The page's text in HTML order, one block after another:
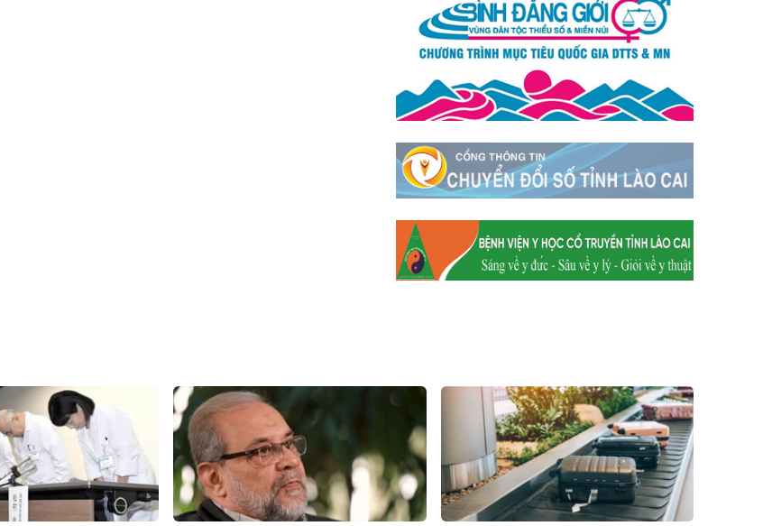
Xã Tằng Loỏng
Xã Gia Phú
Xã Mường
Hum
Xã Y Tý
Xã A Mú Sung
Xã Trịnh Tường
Xã Nậm Chày
Xã Bản Xèo
Xã Bát Xát
Xã Võ Lao
Xã Khánh Yên
Xã Văn Bàn
Xã Dương Quỳ
Xã Xuân Hòa
Xã Phúc Khánh
Xã Bảo Hà
Xã Mường Bo
Xã Bản Hồ
Xã Tả Van
Xã Tả Phìn
Xã Cốc Lầu